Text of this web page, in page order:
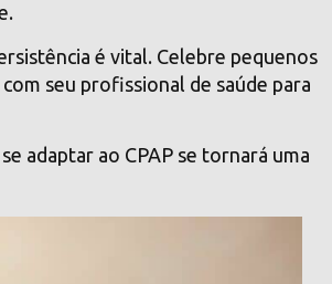
é vital. Celebre pequenos
seu profissional de saúde para
adaptar ao CPAP se tornará uma